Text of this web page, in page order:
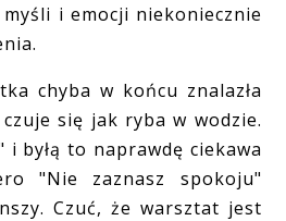
i emocji niekoniecznie
chyba w końcu znalazła
się jak ryba w wodzie.
i byłą to naprawdę ciekawa
"Nie zaznasz spokoju"
Czuć, że warsztat jest